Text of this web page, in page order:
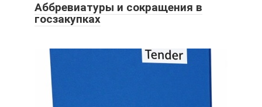
Аббревиатуры и сокращения в
госзакупках